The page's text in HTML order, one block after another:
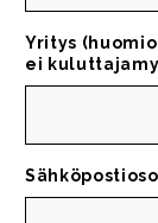
Yritys
ei